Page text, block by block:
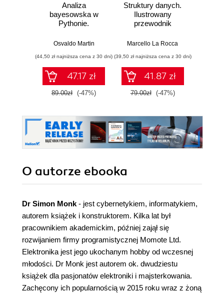
Analiza
bayesowska w
Pythonie.
przewodnik po
probabilistycznym.
Wydanie III
Osvaldo Martin
(44,50 zł najniższa cena z 30 dni)
47.17 zł
89.00zł (-47%)
Struktury danych.
Ilustrowany
przewodnik
Marcello La Rocca
(39,50 zł najniższa cena z 30 dni)
41.87 zł
79.00zł (-47%)
O autorze ebooka
Dr Simon Monk- jest cybernetykiem, informatykiem,
autorem książek i konstruktorem. Kilka lat był
pracownikiem akademickim, później zajął się
rozwijaniem firmy programistycznej Momote Ltd.
Elektronika jest jego ukochanym hobby od wczesnej
młodości. Dr Monk jest autorem ok. dwudziestu
książek dla pasjonatów elektroniki i majsterkowania.
Zachęcony ich popularnością w 2015 roku wraz z żoną